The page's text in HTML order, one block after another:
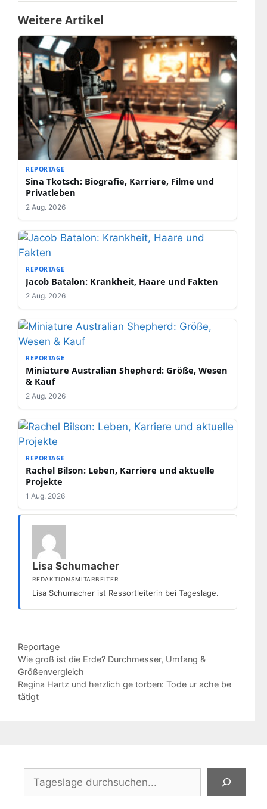
Weitere Artikel
REPORTAGE
Sina Tkotsch: Biografie, Karriere, Filme und
Privatleben
2 Aug. 2026
REPORTAGE
Jacob Batalon: Krankheit, Haare und Fakten
2 Aug. 2026
REPORTAGE
Miniature Australian Shepherd: Größe, Wesen
& Kauf
2 Aug. 2026
REPORTAGE
Rachel Bilson: Leben, Karriere und aktuelle
Projekte
1 Aug. 2026
Lisa Schumacher
REDAKTIONSMITARBEITER
Lisa Schumacher ist Ressortleiterin bei Tageslage.
Kategorien
Reportage
Wie groß ist die Erde? Durchmesser, Umfang &
Größenvergleich
Regina Hartz und herzlich ge torben: Tode ur ache be
tätigt